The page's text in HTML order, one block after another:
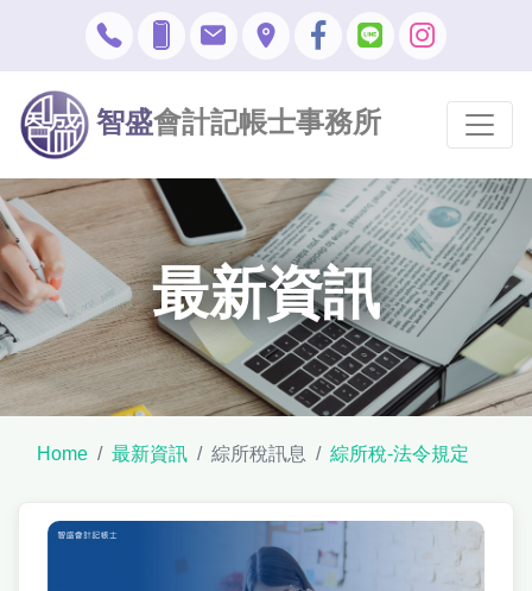
智盛會計記帳士事務所
最新資訊
Home 最新資訊 綜所稅訊息 綜所稅-法令規定